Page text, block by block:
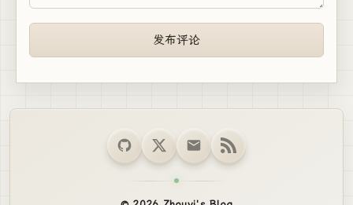
发布评论